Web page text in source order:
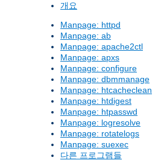
개요
Manpage: httpd
Manpage: ab
Manpage: apache2ctl
Manpage: apxs
Manpage: configure
Manpage: dbmmanage
Manpage: htcacheclean
Manpage: htdigest
Manpage: htpasswd
Manpage: logresolve
Manpage: rotatelogs
Manpage: suexec
다른 프로그램들